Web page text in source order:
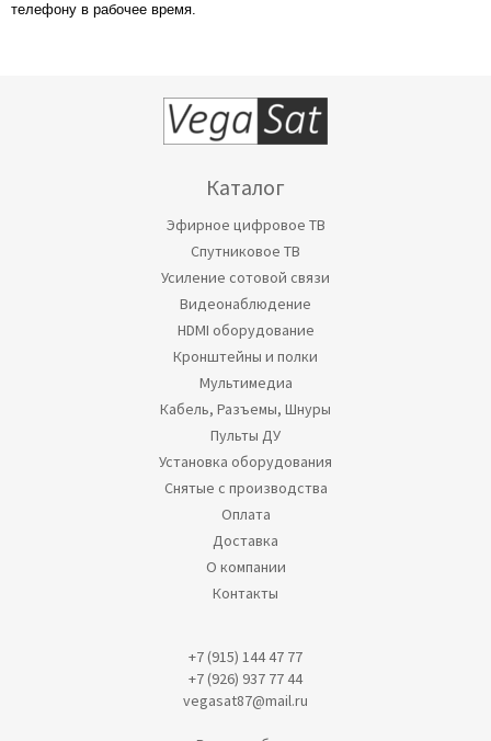
телефону в рабочее время.
Каталог
Эфирное цифровое ТВ
Спутниковое ТВ
Усиление сотовой связи
Видеонаблюдение
HDMI оборудование
Кронштейны и полки
Мультимедиа
Кабель, Разъемы, Шнуры
Пульты ДУ
Установка оборудования
Снятые с производства
Оплата
Доставка
О компании
Контакты
+7 (915) 144 47 77
+7 (926) 937 77 44
vegasat87@mail.ru